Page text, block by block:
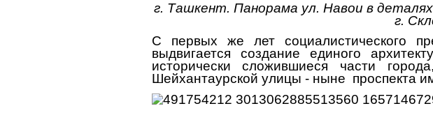
г. Ташкент. Панорама ул. Навои в
г.
С первых же лет социалистического
выдвигается создание единого
исторически сложившиеся части
Шейхантаурской улицы - ныне проспекта